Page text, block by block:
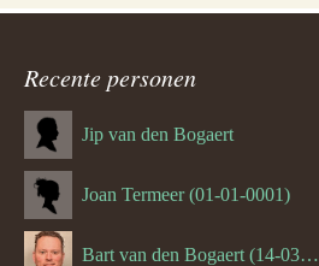
Recente personen
Jip van den Bogaert
Joan Termeer (01-01-0001)
Bart van den Bogaert (14-03-1980)